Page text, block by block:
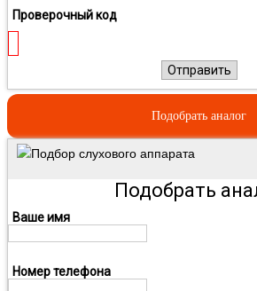
Проверочный код
Отправить
Подобрать аналог
Подбор слухового аппарата
Подобрать
Ваше имя
Номер телефона